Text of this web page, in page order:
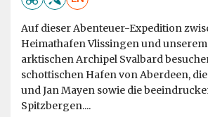
Auf dieser Abenteuer-Expedition
Heimathafen Vlissingen und
arktischen Archipel Svalbard
schottischen Hafen von Aberdeen,
und Jan Mayen sowie die
Spitzbergen....